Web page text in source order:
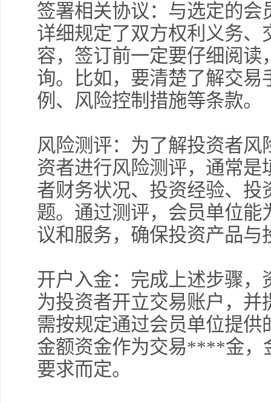
签署相关协议：与选定的
详细规定了双方权利义务
容，签订前一定要仔细阅
询。比如，要清楚了解交
例、风险控制措施等条款。
风险测评：为了解投资者
资者进行风险测评，通常
者财务状况、投资经验、
题。通过测评，会员单位
议和服务，确保投资产品与
开户入金：完成上述步骤
为投资者开立交易账户，
需按规定通过会员单位提
金额资金作为交易****金，
要求而定。